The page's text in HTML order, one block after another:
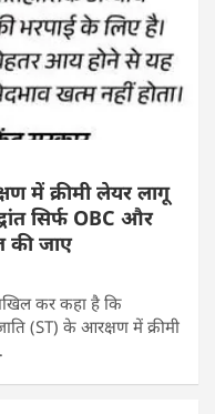
में क्रीमी लेयर लागू
सिर्फ OBC और
की जाए
कर कहा है कि
(ST) के आरक्षण में क्रीमी